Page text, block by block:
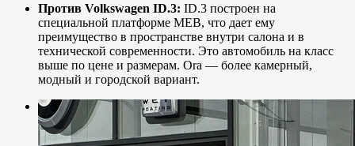
Против Volkswagen ID.3: ID.3 построен на
специальной платформе MEB, что дает ему
преимущество в пространстве внутри салона и в
технической современности. Это автомобиль на класс
выше по цене и размерам. Ora — более камерный,
модный и городской вариант.